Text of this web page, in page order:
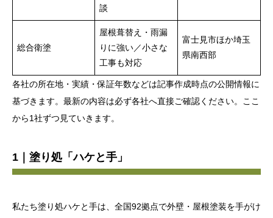
談
総合衛塗
屋根葺替え・雨漏
りに強い／小さな
工事も対応
富士見市ほか埼玉
県南西部
各社の所在地・実績・保証年数などは記事作成時点の公開情報に
基づきます。最新の内容は必ず各社へ直接ご確認ください。ここ
から1社ずつ見ていきます。
1｜塗り処「ハケと手」
私たち塗り処ハケと手は、全国92拠点で外壁・屋根塗装を手がけ